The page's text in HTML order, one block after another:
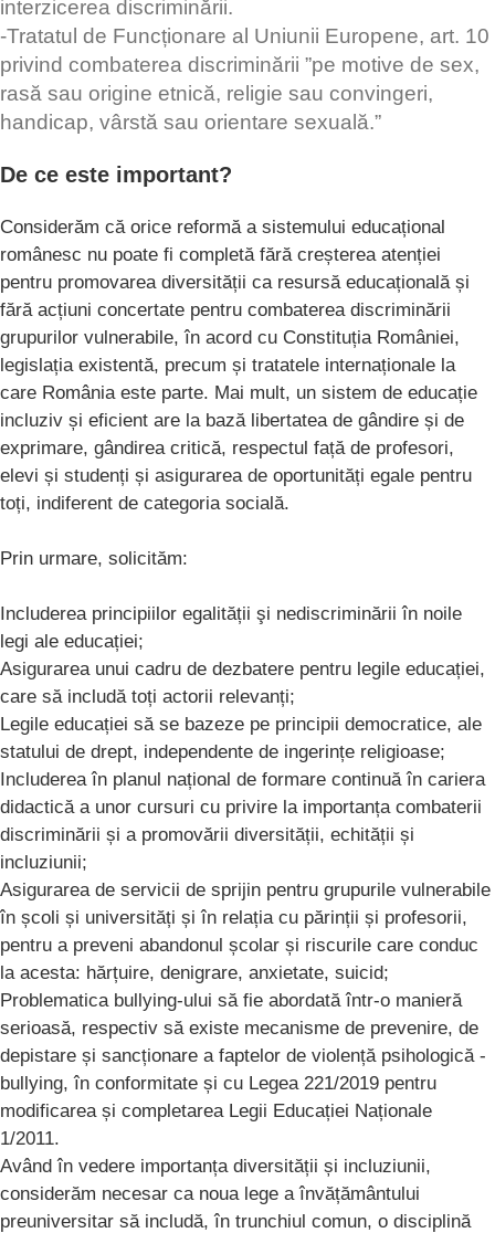
interzicerea discriminării.
-Tratatul de Funcționare al Uniunii Europene, art. 10
privind combaterea discriminării ”pe motive de sex,
rasă sau origine etnică, religie sau convingeri,
handicap, vârstă sau orientare sexuală.”
De ce este important?
Considerăm că orice reformă a sistemului educațional
românesc nu poate fi completă fără creșterea atenției
pentru promovarea diversității ca resursă educațională și
fără acțiuni concertate pentru combaterea discriminării
grupurilor vulnerabile, în acord cu Constituția României,
legislația existentă, precum și tratatele internaționale la
care România este parte. Mai mult, un sistem de educație
incluziv și eficient are la bază libertatea de gândire și de
exprimare, gândirea critică, respectul față de profesori,
elevi și studenți și asigurarea de oportunități egale pentru
toți, indiferent de categoria socială.
Prin urmare, solicităm:
Includerea principiilor egalității şi nediscriminării în noile
legi ale educației;
Asigurarea unui cadru de dezbatere pentru legile educației,
care să includă toți actorii relevanți;
Legile educației să se bazeze pe principii democratice, ale
statului de drept, independente de ingerințe religioase;
Includerea în planul național de formare continuă în cariera
didactică a unor cursuri cu privire la importanța combaterii
discriminării și a promovării diversității, echității și
incluziunii;
Asigurarea de servicii de sprijin pentru grupurile vulnerabile
în școli și universități și în relația cu părinții și profesorii,
pentru a preveni abandonul școlar și riscurile care conduc
la acesta: hărțuire, denigrare, anxietate, suicid;
Problematica bullying-ului să fie abordată într-o manieră
serioasă, respectiv să existe mecanisme de prevenire, de
depistare și sancționare a faptelor de violență psihologică -
bullying, în conformitate și cu Legea 221/2019 pentru
modificarea și completarea Legii Educației Naționale
1/2011.
Având în vedere importanța diversității și incluziunii,
considerăm necesar ca noua lege a învățământului
preuniversitar să includă, în trunchiul comun, o disciplină